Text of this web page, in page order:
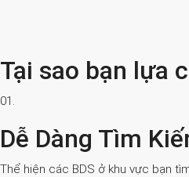
Tại sao bạn lựa
01.
Dễ Dàng Tìm
Thể hiện các BDS ở khu vực bạn